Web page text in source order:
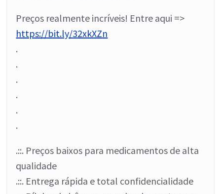
Preços realmente incríveis! Entre aqui =>
https://bit.ly/32xkXZn
.
.
.
.
.
.
.::. Preços baixos para medicamentos de alta
qualidade
.::. Entrega rápida e total confidencialidade